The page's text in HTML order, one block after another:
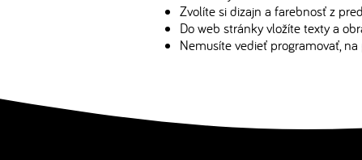
Zvolíte si dizajn a farebnosť z
Do web stránky vložíte texty a
Nemusíte vedieť programovať,